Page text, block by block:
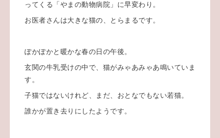
ってくる「やまの動物病院」に早変わり。
お医者さんは大きな猫の、とらまるです。
ぽかぽかと暖かな春の日の午後。
玄関の牛乳受けの中で、猫がみゃあみゃあ鳴いていま
す。
子猫ではないけれど、まだ、おとなでもない若猫。
誰かが置き去りにしたようです。